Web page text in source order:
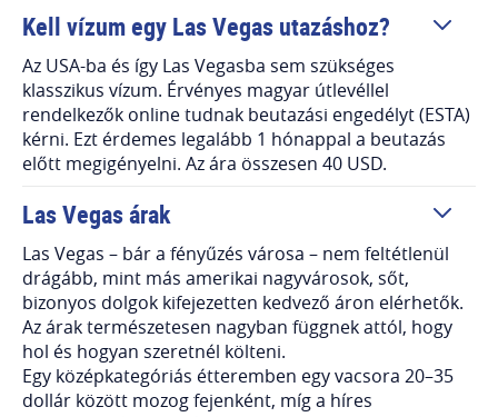
Kell vízum egy Las Vegas utazáshoz?
Az USA-ba és így Las Vegasba sem szükséges
klasszikus vízum. Érvényes magyar útlevéllel
rendelkezők online tudnak beutazási engedélyt (ESTA)
kérni. Ezt érdemes legalább 1 hónappal a beutazás
előtt megigényelni. Az ára összesen 40 USD.
Las Vegas árak
Las Vegas – bár a fényűzés városa – nem feltétlenül
drágább, mint más amerikai nagyvárosok, sőt,
bizonyos dolgok kifejezetten kedvező áron elérhetők.
Az árak természetesen nagyban függnek attól, hogy
hol és hogyan szeretnél költeni.
Egy középkategóriás étteremben egy vacsora 20–35
dollár között mozog fejenként, míg a híres